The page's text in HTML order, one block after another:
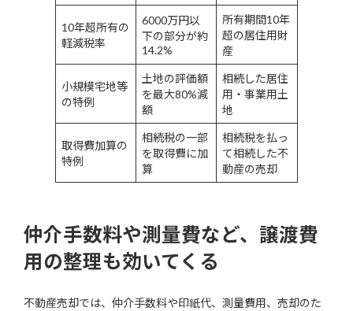
10年超所有の
軽減税率
6000万円以
下の部分が約
14.2%
所有期間10年
超の居住用財
産
小規模宅地等
の特例
土地の評価額
を最大80%減
額
相続した居住
用・事業用土
地
取得費加算の
特例
相続税の一部
を取得費に加
算
相続税を払っ
て相続した不
動産の売却
仲介手数料や測量費など、譲渡費
用の整理も効いてくる
不動産売却では、仲介手数料や印紙代、測量費用、売却のた